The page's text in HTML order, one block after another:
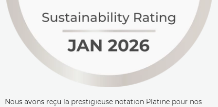
Nous avons reçu la prestigieuse notation Platine pour nos